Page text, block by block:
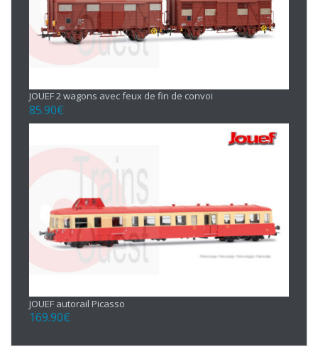
JOUEF 2 wagons avec feux de fin de convoi
85.90€
JOUEF autorail Picasso
169.90€